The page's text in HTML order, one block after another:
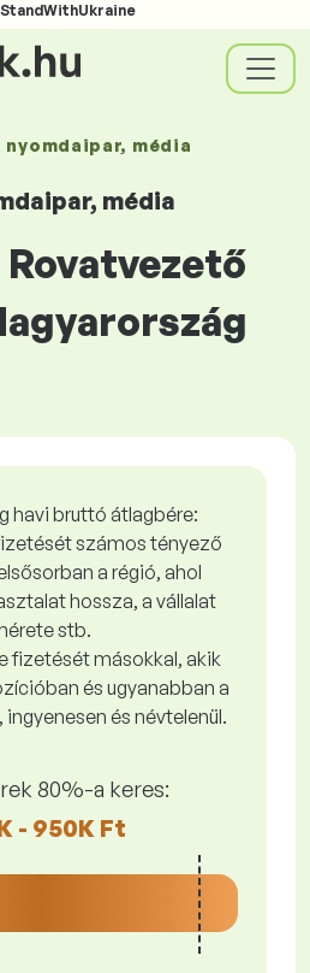
nyomdaipar, média
média
Rovatvezető
havi bruttó átlagbére:
számos tényező
a régió, ahol
hossza, a vállalat
stb.
fizetését másokkal, akik
és ugyanabban a
és névtelenül.
80%-a keres:
- 950K Ft